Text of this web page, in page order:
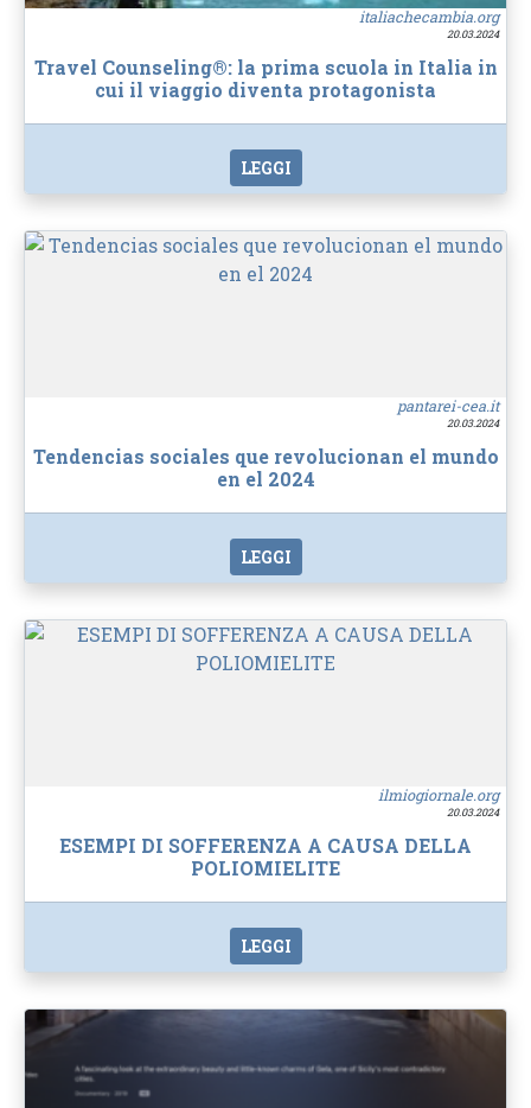
italiachecambia.org
20.03.2024
Travel Counseling®: la prima scuola in Italia in
cui il viaggio diventa protagonista
LEGGI
pantarei-cea.it
20.03.2024
Tendencias sociales que revolucionan el mundo
en el 2024
LEGGI
ilmiogiornale.org
20.03.2024
ESEMPI DI SOFFERENZA A CAUSA DELLA
POLIOMIELITE
LEGGI